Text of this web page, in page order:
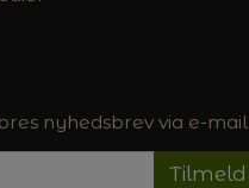
nyhedsbrev via e-mail
Tilmeld